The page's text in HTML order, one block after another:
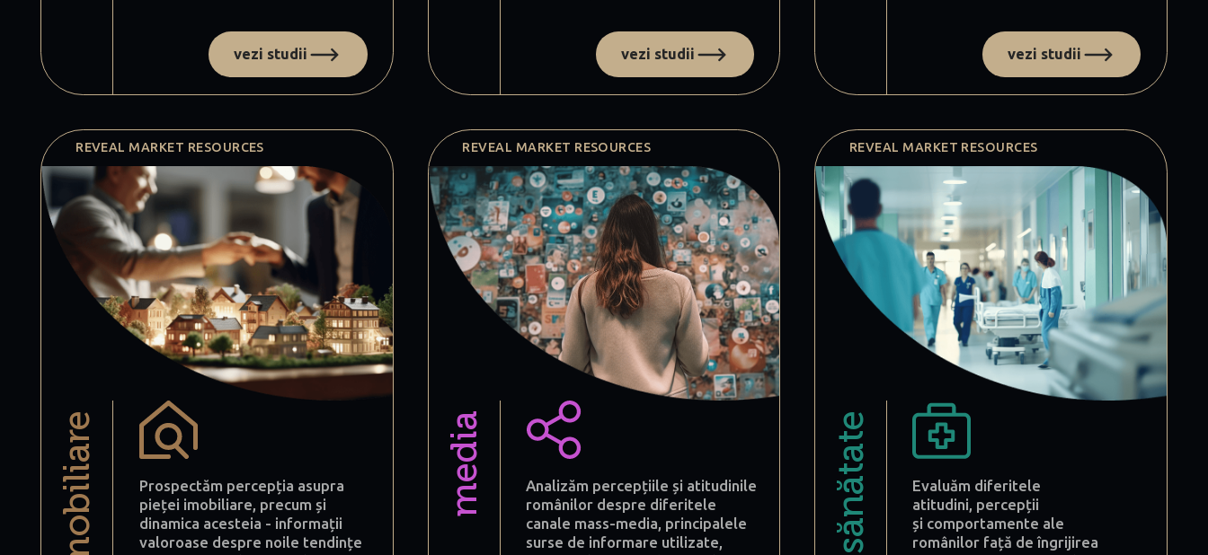
vezi studii vezi studii vezi studii
REVEAL MARKET RESOURCES
imobiliare
Prospectăm percepția asupra
pieței imobiliare, precum și
dinamica acesteia - informații
valoroase despre noile tendințe
REVEAL MARKET RESOURCES
media
Analizăm percepțiile și atitudinile
românilor despre diferitele
canale mass-media, principalele
surse de informare utilizate,
REVEAL MARKET RESOURCES
sănătate
Evaluăm diferitele
atitudini, percepții
și comportamente ale
românilor față de îngrijirea